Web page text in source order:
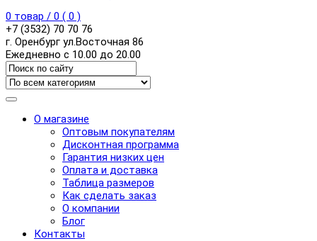
0 товар / 0 ( 0 )
+7 (3532) 70 70 76
г. Оренбург ул.Восточная 86
Ежедневно с 10.00 до 20.00
О магазине
Оптовым покупателям
Дисконтная программа
Гарантия низких цен
Оплата и доставка
Таблица размеров
Как сделать заказ
О компании
Блог
Контакты